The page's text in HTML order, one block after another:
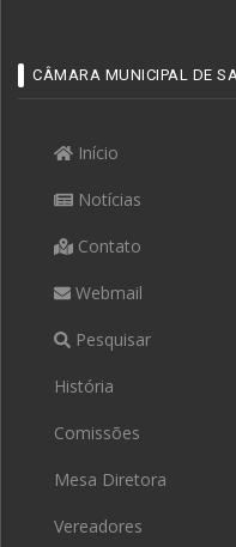
CÂMARA MUNICIPAL DE
Início
Notícias
Contato
Webmail
Pesquisar
História
Comissões
Mesa Diretora
Vereadores